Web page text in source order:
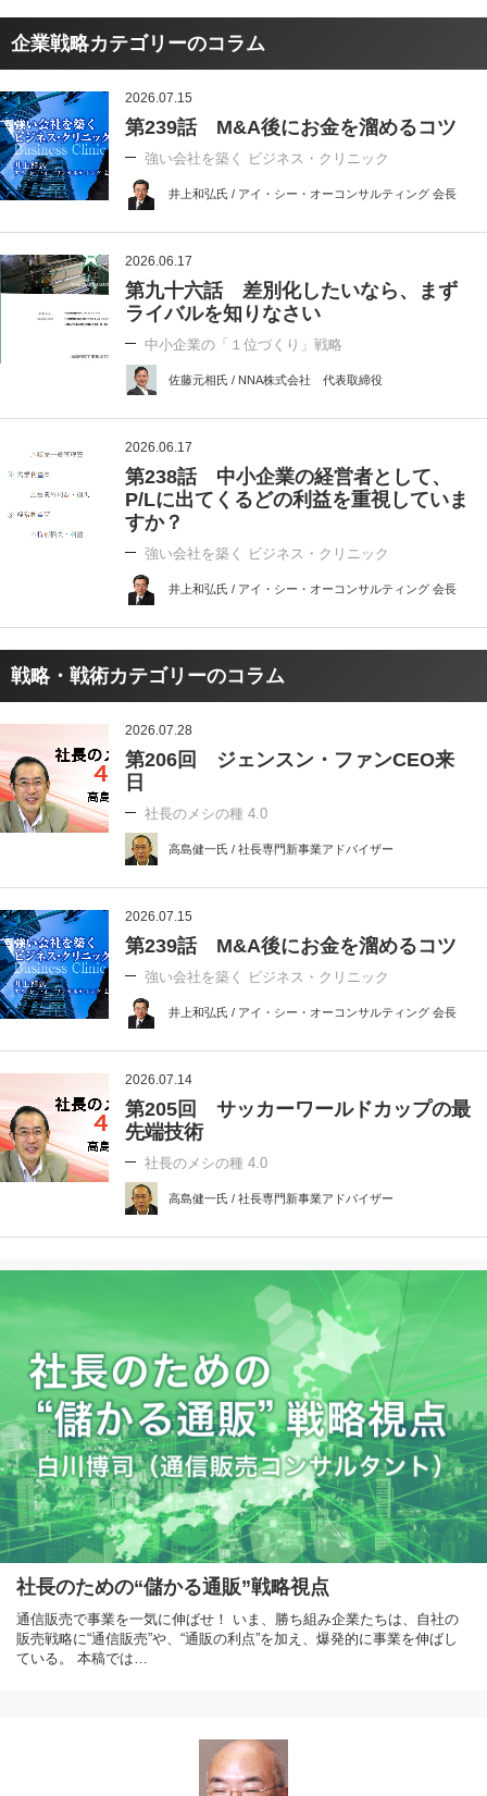
企業戦略カテゴリーのコラム
2026.07.15
第239話 M&A後にお金を溜めるコツ
強い会社を築く ビジネス・クリニック
井上和弘氏 / アイ・シー・オーコンサルティング 会長
2026.06.17
第九十六話 差別化したいなら、まず
ライバルを知りなさい
中小企業の「１位づくり」戦略
佐藤元相氏 / NNA株式会社 代表取締役
2026.06.17
第238話 中小企業の経営者として、
P/Lに出てくるどの利益を重視していま
すか？
強い会社を築く ビジネス・クリニック
井上和弘氏 / アイ・シー・オーコンサルティング 会長
戦略・戦術カテゴリーのコラム
2026.07.28
第206回 ジェンスン・ファンCEO来
日
社長のメシの種 4.0
高島健一氏 / 社長専門新事業アドバイザー
2026.07.15
第239話 M&A後にお金を溜めるコツ
強い会社を築く ビジネス・クリニック
井上和弘氏 / アイ・シー・オーコンサルティング 会長
2026.07.14
第205回 サッカーワールドカップの最
先端技術
社長のメシの種 4.0
高島健一氏 / 社長専門新事業アドバイザー
社長のための“儲かる通販”戦略視点
通信販売で事業を一気に伸ばせ！ いま、勝ち組み企業たちは、自社の
販売戦略に“通信販売”や、“通販の利点”を加え、爆発的に事業を伸ばし
ている。 本稿では…